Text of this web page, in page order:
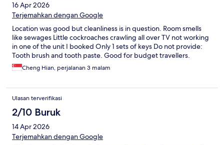
16 Apr 2026
Terjemahkan dengan Google
Location was good but cleanliness is in question. Room smells
like sewages Little cockroaches crawling all over TV not working
in one of the unit I booked Only 1 sets of keys Do not provide:
Tooth brush and tooth paste. Good for budget travellers.
Cheng Hian, perjalanan 3 malam
Ulasan terverifikasi
2/10 Buruk
14 Apr 2026
Terjemahkan dengan Google